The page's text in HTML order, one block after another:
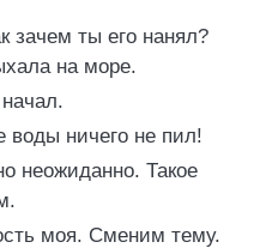
зачем ты его нанял?
на море.
воды ничего не пил!
неожиданно. Такое
моя. Сменим тему.